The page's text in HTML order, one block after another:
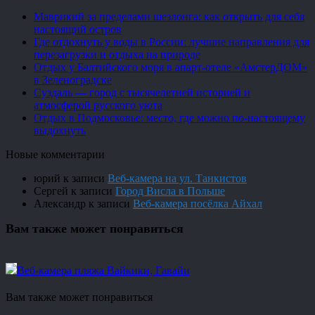
Маврикий за пределами шезлонга: как открыть для себя
настоящий остров
Где отдохнуть у воды в России: лучшие направления для
перезагрузки и отдыха на природе
Отдых у Балтийского моря в апарт-отеле «АмстерДОМ»
в Зеленоградске
Суздаль — город с тысячелетней историей и
атмосферой русского уюта
Отдых в Подмосковье: место, где можно по-настоящему
выдохнуть
Новые комментарии
юрий к записи Веб-камера на ул. Танкистов
Сергей к записи Город Висла в Польше
Александр к записи Веб-камера посёлка Айхал
Вам также может понравиться
Веб-камера пляжа Вайкики, Гавайи
Вам также может понравиться